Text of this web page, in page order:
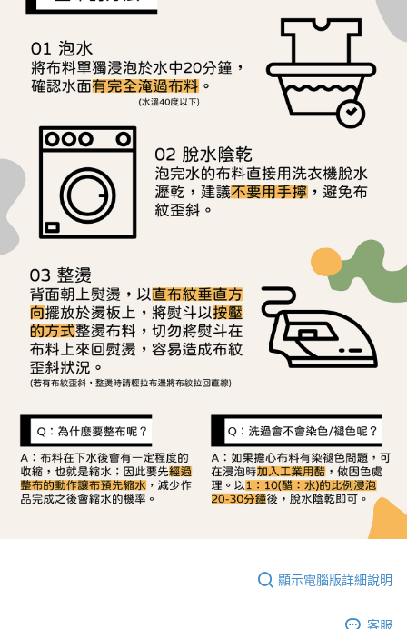
權轉讓予恩沛科技股份有限公司。
https://aftee.tw/terms/#terms3
３．未成年的使用者請事先徵得法定代理人或監護人之同意方可使用
「AFTEE先享後付」，若未經同意申辦者引起之損失，本公司不負相關責
任。
４．使用「AFTEE先享後付」時，將依據個別帳號之用戶狀況，依本公司即
時審查核予不同之上限額度；若仍有額度不足之情形，本公司將視審查結果
請求用戶進行身份認證。
５．嚴禁一人註冊多個帳號或使用他人資訊註冊。若發現惡意使用之情形，
恩沛科技股份有限公司將有權停止該用戶之使用額度並採取法律行動。
顯示電腦版詳細說明
客服